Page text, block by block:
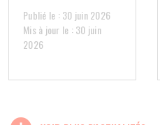
Publié le : 30 juin 2026
Mis à jour le : 30 juin
2026